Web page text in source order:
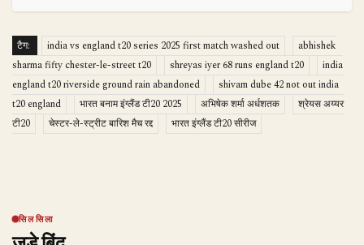
टैग: india vs england t20 series 2025 first match washed out
abhishek
sharma fifty chester-le-street t20
shreyas iyer 68 runs england t20
india
england t20 riverside ground rain abandoned
shivam dube 42 not out india
t20 england
भारत बनाम इंग्लैंड टी20 2025 अभिषेक शर्मा अर्धशतक
श्रेयस अय्यर
टी20
चेस्टर-ले-स्ट्रीट बारिश मैच रद्द भारत इंग्लैंड टी20 सीरीज
सिलसिला